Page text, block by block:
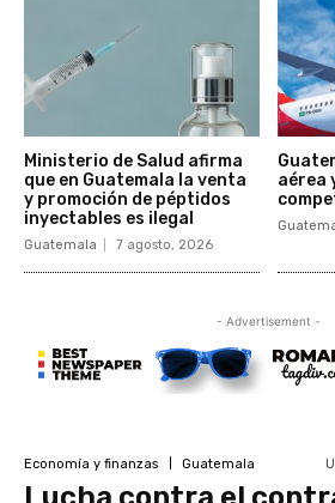
Ministerio de Salud afirma
que en Guatemala la venta
y promoción de péptidos
inyectables es ilegal
Guatemala 7 agosto, 2026
aérea
- Advertisement -